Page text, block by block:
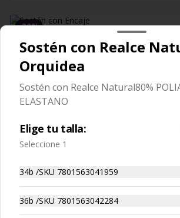
-30%
Sostén con
$10.493 $14.990
-30%
Sostén con
Sostén con
POLIAMIDA 20%
$10.493
Sostén con Realce
Orquidea
Sostén con Realce Natural80%
ELASTANO
Elige tu talla:
Seleccione 1
34b /SKU 7801563041959
36b /SKU 7801563042284